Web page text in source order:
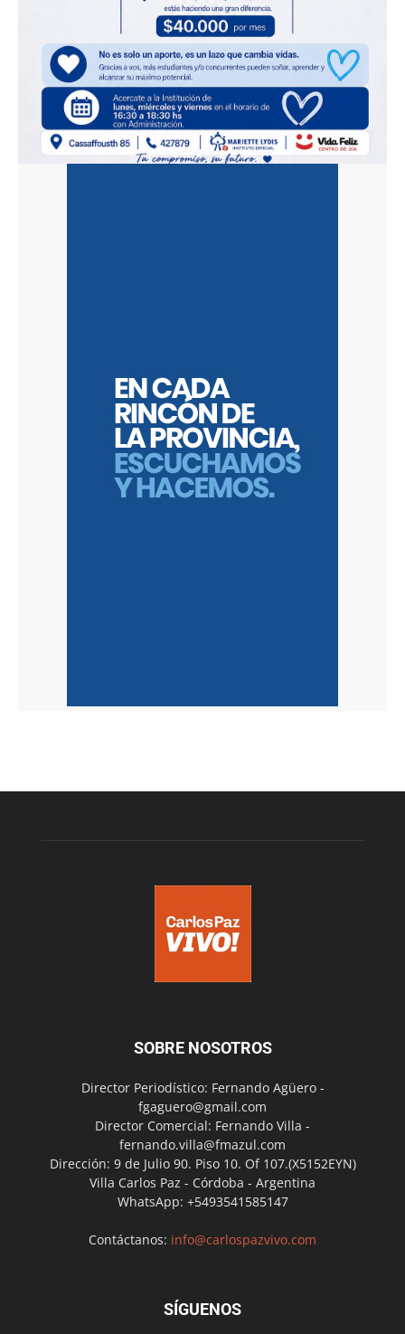
SOBRE NOSOTROS
Director Periodístico: Fernando Agüero -
fgaguero@gmail.com
Director Comercial: Fernando Villa -
fernando.villa@fmazul.com
Dirección: 9 de Julio 90. Piso 10. Of 107.(X5152EYN)
Villa Carlos Paz - Córdoba - Argentina
WhatsApp: +5493541585147
Contáctanos: info@carlospazvivo.com
SÍGUENOS